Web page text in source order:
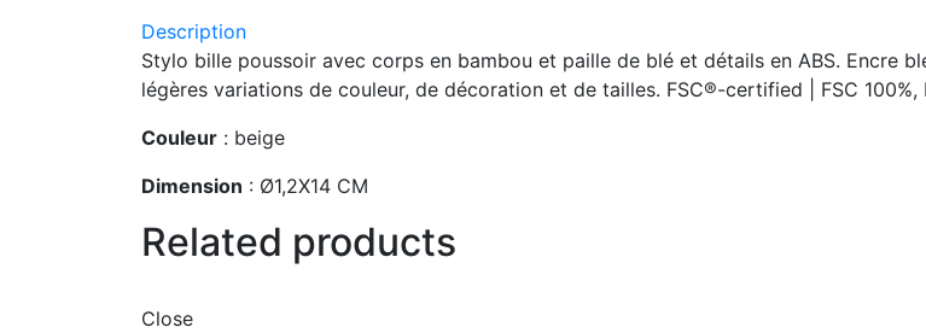
Description
Stylo bille poussoir avec corps en bambou et paille de blé et détails en ABS. Encre
légères variations de couleur, de décoration et de tailles. FSC®-certified | FSC 100%,
Couleur : beige
Dimension : Ø1,2X14 CM
Related products
Close